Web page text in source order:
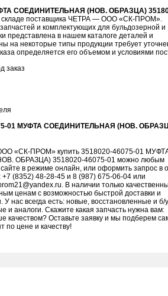
СОЕДИНИТЕЛЬНАЯ (НОВ. ОБРАЗЦА)
складе поставщика ЧЕТРА — ООО «СК-ПРОМ».
и комплектующих для бульдозерной и
представлена в нашем каталоге деталей и
на некоторые типы продукции требует
определяется его объемом и условиями
заказ
01 МУФТА СОЕДИНИТЕЛЬНАЯ (НОВ.
«СК-ПРОМ» купить 3518020-46075-01
ОБРАЗЦА) 3518020-46075-01 можно любым
в режиме онлайн, или оформить запрос в
+7 (8352) 48-28-45и 8 (987) 675-06-04или
. В наличии только
ценам с возможностью быстрой доставки и
У нас всегда есть: новые, восстановленные и б/у
и аналоги. Скажите какая запчасть нужна вам:
качеством? Оставьте заявку и мы подберем
по цене и качеству!